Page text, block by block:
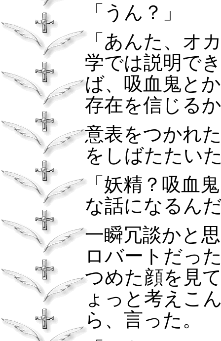
「うん？」
「あんた、オ
学では説明で
ば、吸血鬼と
存在を信じる
意表をつかれ
をしばたたい
「妖精？吸血
な話になるん
一瞬冗談かと
ロバートだっ
つめた顔を見
ょっと考えこ
ら、言った。